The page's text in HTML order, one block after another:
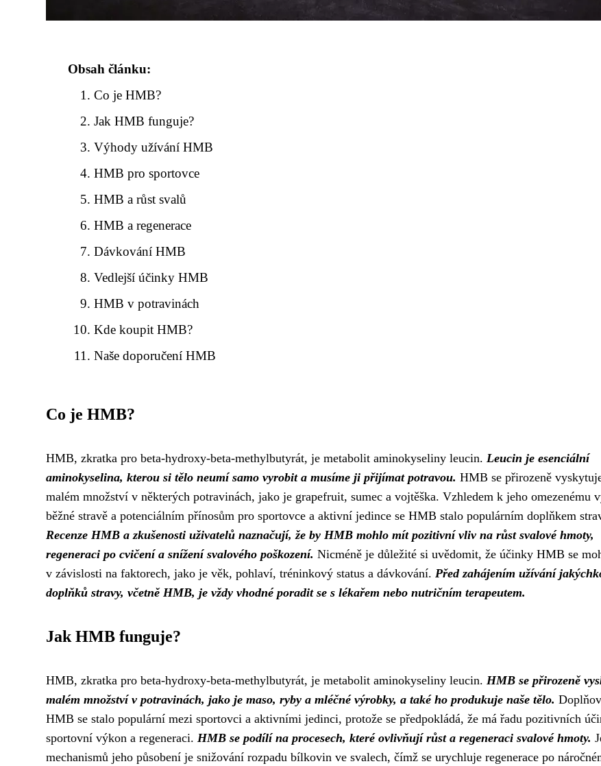
Obsah článku:
Co je HMB?
Jak HMB funguje?
Výhody užívání HMB
HMB pro sportovce
HMB a růst svalů
HMB a regenerace
Dávkování HMB
Vedlejší účinky HMB
HMB v potravinách
Kde koupit HMB?
Naše doporučení HMB
Co je HMB?
HMB, zkratka pro beta-hydroxy-beta-methylbutyrát, je metabolit aminokyseliny leucin. Leucin je esenciální
aminokyselina, kterou si tělo neumí samo vyrobit a musíme ji přijímat potravou. HMB se přirozeně
malém množství v některých potravinách, jako je grapefruit, sumec a vojtěška. Vzhledem k jeho omezenému
běžné stravě a potenciálním přínosům pro sportovce a aktivní jedince se HMB stalo populárním doplňkem
Recenze HMB a zkušenosti uživatelů naznačují, že by HMB mohlo mít pozitivní vliv na růst svalové hmoty,
regeneraci po cvičení a snížení svalového poškození. Nicméně je důležité si uvědomit, že účinky HMB se
v závislosti na faktorech, jako je věk, pohlaví, tréninkový status a dávkování. Před zahájením užívání
doplňků stravy, včetně HMB, je vždy vhodné poradit se s lékařem nebo nutričním terapeutem.
Jak HMB funguje?
HMB, zkratka pro beta-hydroxy-beta-methylbutyrát, je metabolit aminokyseliny leucin. HMB se přirozeně
malém množství v potravinách, jako je maso, ryby a mléčné výrobky, a také ho produkuje naše tělo.
HMB se stalo populární mezi sportovci a aktivními jedinci, protože se předpokládá, že má řadu pozitivních
sportovní výkon a regeneraci. HMB se podílí na procesech, které ovlivňují růst a regeneraci svalové hmoty.
mechanismů jeho působení je snižování rozpadu bílkovin ve svalech, čímž se urychluje regenerace po